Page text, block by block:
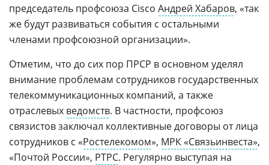
председатель профсоюза Cisco Андрей Хабаров, «так
же будут развиваться события с остальными
членами профсоюзной организации».
Отметим, что до сих пор ПРСР в основном уделял
внимание проблемам сотрудников государственных
телекоммуникационных компаний, а также
отраслевых ведомств. В частности, профсоюз
связистов заключал коллективные договоры от лица
сотрудников с «Ростелекомом», МРК «Связьинвеста»,
«Почтой России», РТРС. Регулярно выступая на